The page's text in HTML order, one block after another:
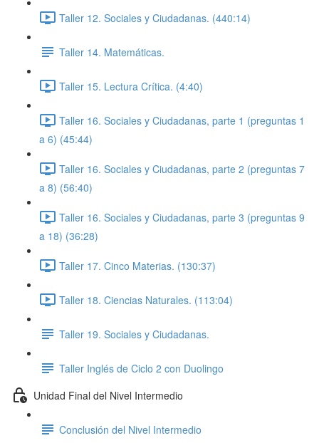
Taller 12. Sociales y Ciudadanas. (440:14)
Taller 14. Matemáticas.
Taller 15. Lectura Crítica. (4:40)
Taller 16. Sociales y Ciudadanas, parte 1 (preguntas 1
a 6) (45:44)
Taller 16. Sociales y Ciudadanas, parte 2 (preguntas 7
a 8) (56:40)
Taller 16. Sociales y Ciudadanas, parte 3 (preguntas 9
a 18) (36:28)
Taller 17. Cinco Materias. (130:37)
Taller 18. Ciencias Naturales. (113:04)
Taller 19. Sociales y Ciudadanas.
Taller Inglés de Ciclo 2 con Duolingo
Unidad Final del Nivel Intermedio
Conclusión del Nivel Intermedio